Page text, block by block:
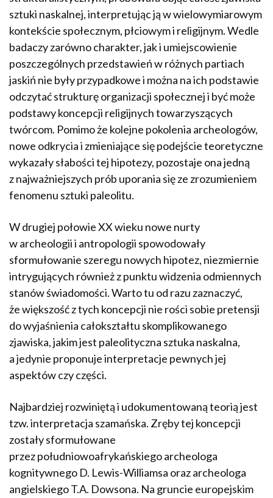
sztuki naskalnej, interpretując ją w wielowymiarowym
kontekście społecznym, płciowym i religijnym. Wedle
badaczy zarówno charakter, jak i umiejscowienie
poszczególnych przedstawień w różnych partiach
jaskiń nie były przypadkowe i można na ich podstawie
odczytać strukturę organizacji społecznej i być może
podstawy koncepcji religijnych towarzyszących
twórcom. Pomimo że kolejne pokolenia archeologów,
nowe odkrycia i zmieniające się podejście teoretyczne
wykazały słabości tej hipotezy, pozostaje ona jedną
z najważniejszych prób uporania się ze zrozumieniem
fenomenu sztuki paleolitu.
W drugiej połowie XX wieku nowe nurty
w archeologii i antropologii spowodowały
sformułowanie szeregu nowych hipotez, niezmiernie
intrygujących również z punktu widzenia odmiennych
stanów świadomości. Warto tu od razu zaznaczyć,
że większość z tych koncepcji nie rości sobie pretensji
do wyjaśnienia całokształtu skomplikowanego
zjawiska, jakim jest paleolityczna sztuka naskalna,
a jedynie proponuje interpretacje pewnych jej
aspektów czy części.
Najbardziej rozwiniętą i udokumentowaną teorią jest
tzw. interpretacja szamańska. Zręby tej koncepcji
zostały sformułowane
przez południowoafrykańskiego archeologa
kognitywnego D. Lewis-Williamsa oraz archeologa
angielskiego T.A. Dowsona. Na gruncie europejskim